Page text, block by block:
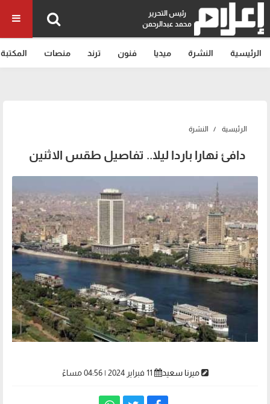
رئيس التحرير
محمد عبدالرحمن
الرئيسية النشرة ميديا فنون ترند منصات المكتبة
الرئيسية النشرة
دافئ نهارا باردا ليلا.. تفاصيل طقس الاثنين
ميرنا سعيد